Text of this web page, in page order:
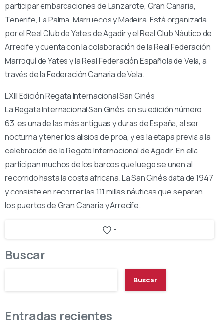
participar embarcaciones de Lanzarote, Gran Canaria,
Tenerife, La Palma, Marruecos y Madeira. Está organizada
por el Real Club de Yates de Agadir y el Real Club Náutico de
Arrecife y cuenta con la colaboración de la Real Federación
Marroquí de Yates y la Real Federación Española de Vela, a
través de la Federación Canaria de Vela.
LXIII Edición Regata Internacional San Ginés
La Regata Internacional San Ginés, en su edición número
63, es una de las más antiguas y duras de España, al ser
nocturna y tener los alisios de proa, y es la etapa previa a la
celebración de la Regata Internacional de Agadir. En ella
participan muchos de los barcos que luego se unen al
recorrido hasta la costa africana. La San Ginés data de 1947
y consiste en recorrer las 111 millas náuticas que separan
los puertos de Gran Canaria y Arrecife.
-
Buscar
Buscar
Entradas recientes